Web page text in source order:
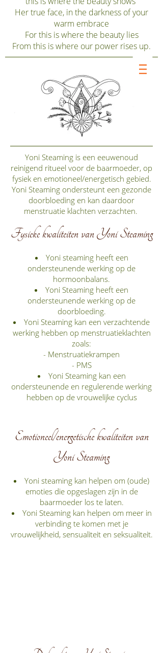
Kookkunst
Marre
Thalita
Her true face, in the darkness of your
warm embrace
For this is where the beauty lies
From this is where our power rises up.
Yoni Steaming is een eeuwenoud
reinigend ritueel voor de baarmoeder, op
fysiek en emotioneel/energetisch gebied.
Yoni Steaming ondersteunt een gezonde
doorbloeding en kan daardoor
menstruatie klachten verzachten.
Fysieke kwaliteiten van Yoni Steaming
Yoni steaming heeft een
ondersteunende werking op de
hormoonbalans.
Yoni Steaming heeft een
ondersteunende werking op de
doorbloeding.
Yoni Steaming kan een verzachtende
werking hebben op menstruatieklachten
zoals:
- Menstruatiekrampen
- PMS
Yoni Steaming kan een
ondersteunende en regulerende werking
hebben op de vrouwelijke cyclus
Emotioneel/energetische kwaliteiten van
Yoni Steaming
Yoni steaming kan helpen om (oude)
emoties die opgeslagen zijn in de
baarmoeder los te laten.
Yoni Steaming kan helpen om meer in
verbinding te komen met je
vrouwelijkheid, sensualiteit en seksualiteit.